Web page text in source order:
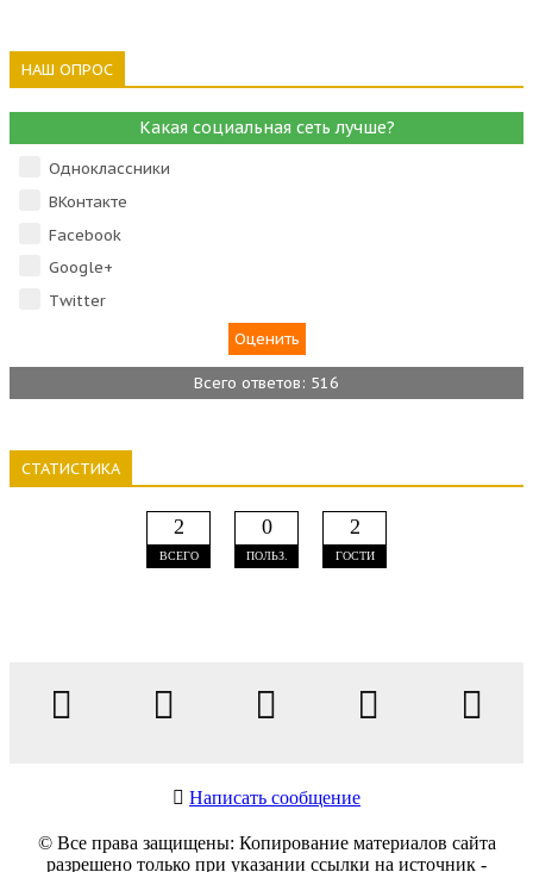
НАШ ОПРОС
Какая социальная сеть лучше?
Одноклассники
ВКонтакте
Facebook
Google+
Тwitter
Всего ответов: 516
СТАТИСТИКА
2
ВСЕГО
0
ПОЛЬЗ.
2
ГОСТИ
Написать сообщение
© Все права защищены: Копирование материалов сайта
разрешено только при указании ссылки на источник -